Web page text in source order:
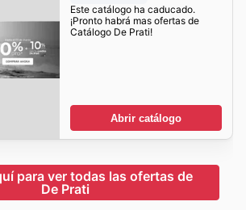
Este catálogo ha caducado.
¡Pronto habrá mas ofertas de
Catálogo De Prati!
Abrir catálogo
para ver todas las ofertas de
De Prati